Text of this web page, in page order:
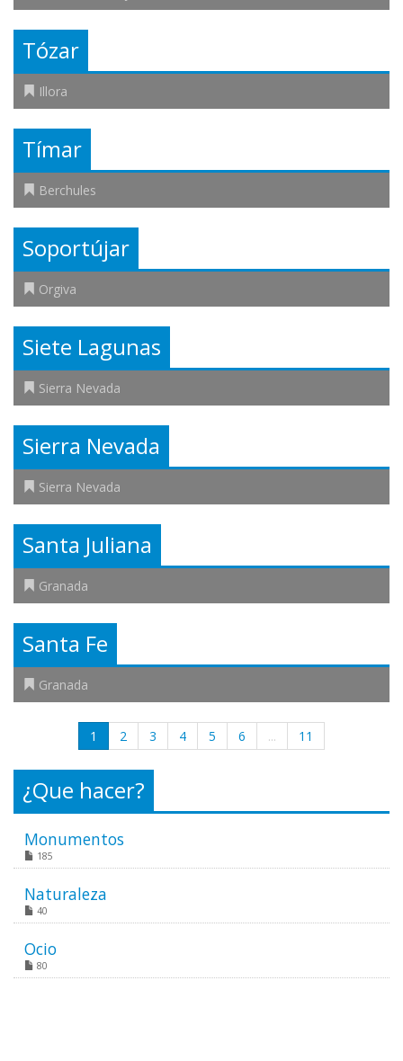
Tózar
Illora
Tímar
Berchules
Soportújar
Orgiva
Siete Lagunas
Sierra Nevada
Sierra Nevada
Sierra Nevada
Santa Juliana
Granada
Santa Fe
Granada
1 2 3 4 5 6 ... 11
¿Que hacer?
Monumentos
185
Naturaleza
40
Ocio
80